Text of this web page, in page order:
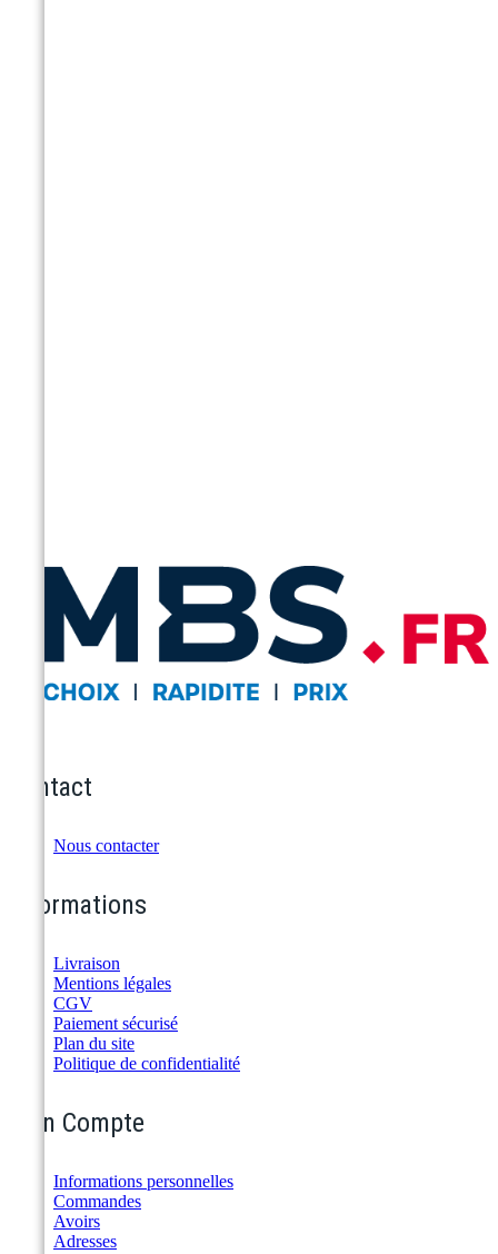
Contact
Nous contacter
Informations
Livraison
Mentions légales
CGV
Paiement sécurisé
Plan du site
Politique de confidentialité
Mon Compte
Informations personnelles
Commandes
Avoirs
Adresses